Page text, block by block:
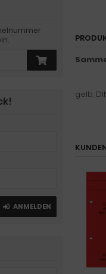
gelb,
ANMELDEN